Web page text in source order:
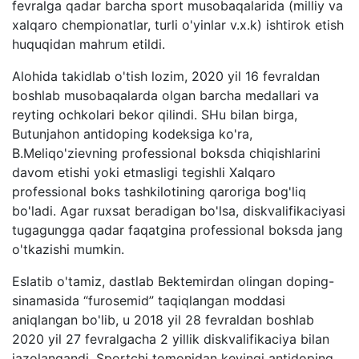
fevralga qadar barcha sport musobaqalarida (milliy va
xalqaro chempionatlar, turli o'yinlar v.x.k) ishtirok etish
huquqidan mahrum etildi.
Alohida takidlab o'tish lozim, 2020 yil 16 fevraldan
boshlab musobaqalarda olgan barcha medallari va
reyting ochkolari bekor qilindi. SHu bilan birga,
Butunjahon antidoping kodeksiga ko'ra,
B.Meliqo'zievning professional boksda chiqishlarini
davom etishi yoki etmasligi tegishli Xalqaro
professional boks tashkilotining qaroriga bog'liq
bo'ladi. Agar ruxsat beradigan bo'lsa, diskvalifikaciyasi
tugagungga qadar faqatgina professional boksda jang
o'tkazishi mumkin.
Eslatib o'tamiz, dastlab Bektemirdan olingan doping-
sinamasida “furosemid” taqiqlangan moddasi
aniqlangan bo'lib, u 2018 yil 28 fevraldan boshlab
2020 yil 27 fevralgacha 2 yillik diskvalifikaciya bilan